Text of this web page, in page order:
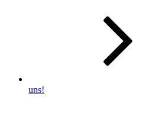
uns!